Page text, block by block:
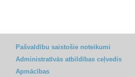
Pašvaldību saistošie noteikumi
Administratīvās atbildības ceļvedis
Apmācības